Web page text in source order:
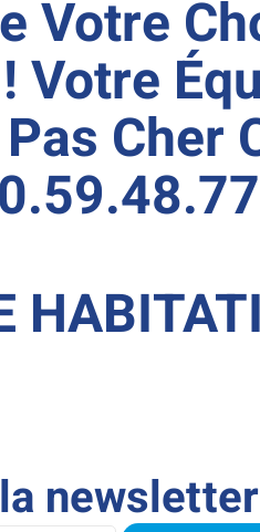
Votre
Votre
Cher
newsletter